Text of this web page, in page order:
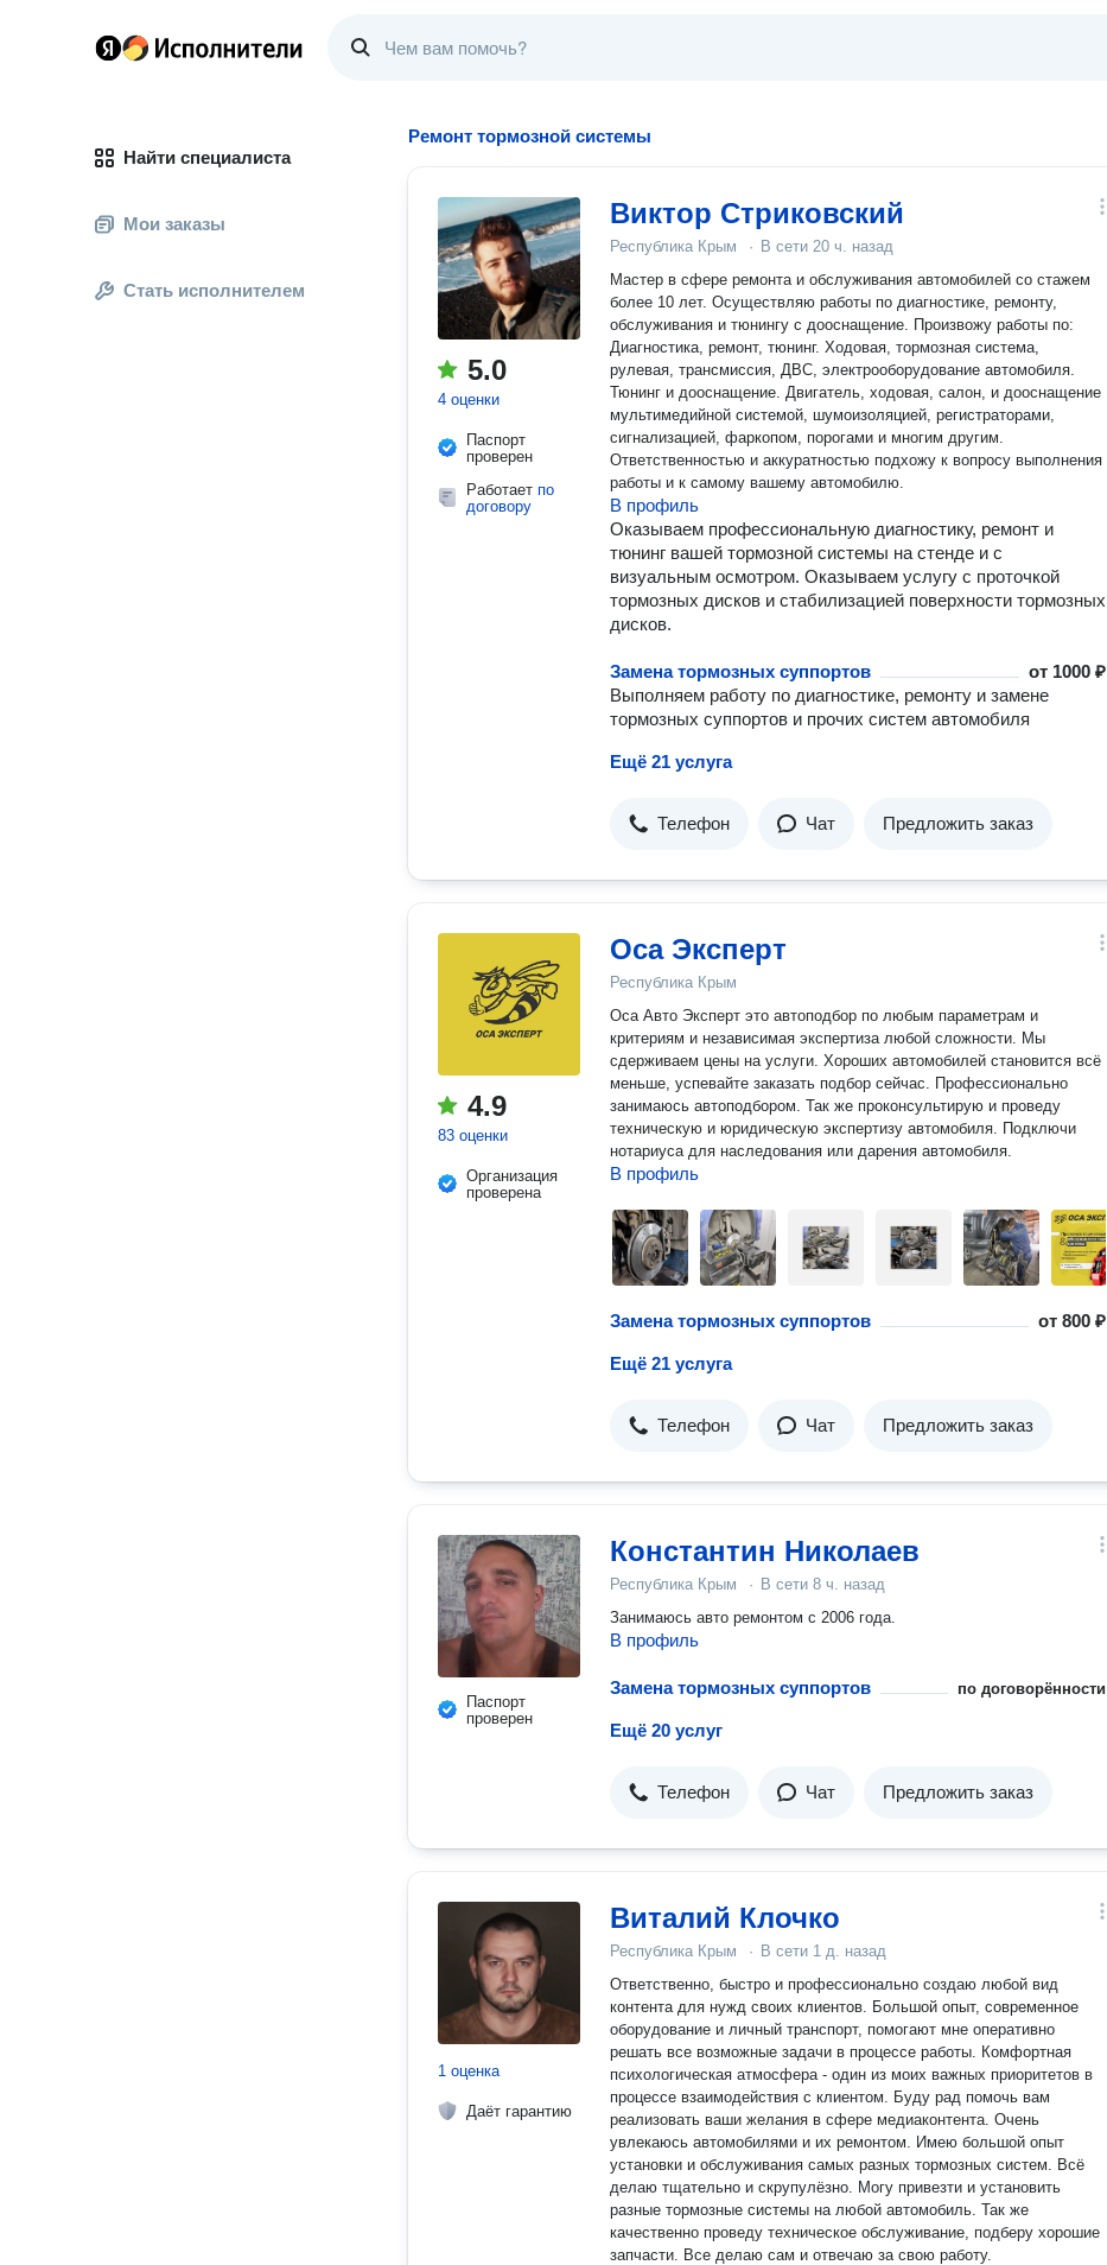
Найти специалиста
Мои заказы
Стать исполнителем
Ремонт тормозной системы
5.0
4 оценки
Паспорт
проверен
Работает по
договору
Виктор Стриковский
Республика Крым · В сети 20 ч. назад
Мастер в сфере ремонта и обслуживания автомобилей со стажем
более 10 лет. Осуществляю работы по диагностике, ремонту,
обслуживания и тюнингу с дооснащение. Произвожу работы по:
Диагностика, ремонт, тюнинг. Ходовая, тормозная система,
рулевая, трансмиссия, ДВС, электрооборудование автомобиля.
Тюнинг и дооснащение. Двигатель, ходовая, салон, и дооснащение
мультимедийной системой, шумоизоляцией, регистраторами,
сигнализацией, фаркопом, порогами и многим другим.
Ответственностью и аккуратностью подхожу к вопросу выполнения
работы и к самому вашему автомобилю.
В профиль
Оказываем профессиональную диагностику, ремонт и
тюнинг вашей тормозной системы на стенде и с
визуальным осмотром. Оказываем услугу с проточкой
тормозных дисков и стабилизацией поверхности тормозных
дисков.
Замена тормозных суппортов от 1000 ₽
Выполняем работу по диагностике, ремонту и замене
тормозных суппортов и прочих систем автомобиля
Ещё 21 услуга
Телефон Чат Предложить заказ
4.9
83 оценки
Организация
проверена
Оса Эксперт
Республика Крым
Оса Авто Эксперт это автоподбор по любым параметрам и
критериям и независимая экспертиза любой сложности. Мы
сдерживаем цены на услуги. Хороших автомобилей становится всё
меньше, успевайте заказать подбор сейчас. Профессионально
занимаюсь автоподбором. Так же проконсультирую и проведу
техническую и юридическую экспертизу автомобиля. Подключи
нотариуса для наследования или дарения автомобиля.
В профиль
Замена тормозных суппортов от800 ₽
Ещё 21 услуга
Телефон Чат Предложить заказ
Паспорт
проверен
Константин Николаев
Республика Крым · В сети 8 ч. назад
Занимаюсь авто ремонтом с 2006 года.
В профиль
Замена тормозных суппортов по договорённости
Ещё 20 услуг
Телефон Чат Предложить заказ
1 оценка
Даёт гарантию
Виталий Клочко
Республика Крым · В сети 1 д. назад
Ответственно, быстро и профессионально создаю любой вид
контента для нужд своих клиентов. Большой опыт, современное
оборудование и личный транспорт, помогают мне оперативно
решать все возможные задачи в процессе работы. Комфортная
психологическая атмосфера - один из моих важных приоритетов в
процессе взаимодействия с клиентом. Буду рад помочь вам
реализовать ваши желания в сфере медиаконтента. Очень
увлекаюсь автомобилями и их ремонтом. Имею большой опыт
установки и обслуживания самых разных тормозных систем. Всё
делаю тщательно и скрупулёзно. Могу привезти и установить
разные тормозные системы на любой автомобиль. Так же
качественно проведу техническое обслуживание, подберу хорошие
запчасти. Все делаю сам и отвечаю за свою работу.